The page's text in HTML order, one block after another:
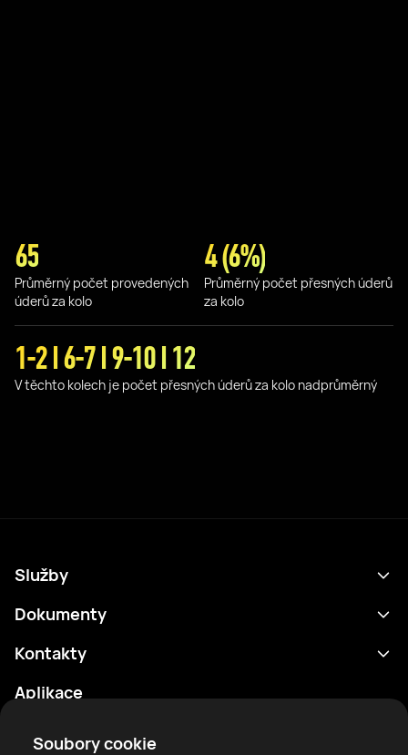
Soubory cookie
65
Průměrný počet provedených
úderů za kolo
4 (6%)
Průměrný počet přesných úderů
za kolo
1-2 I 6-7 I 9-10 I 12
V těchto kolech je počet přesných úderů za kolo nadprůměrný
Služby
Program
Boxeři
Dokumenty
Zásady ochrany osobních údajů
Pravidla komunity
Kontakty
support@rtfight.com
Aplikace